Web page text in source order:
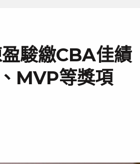
駿繳CBA佳績
MVP等獎項